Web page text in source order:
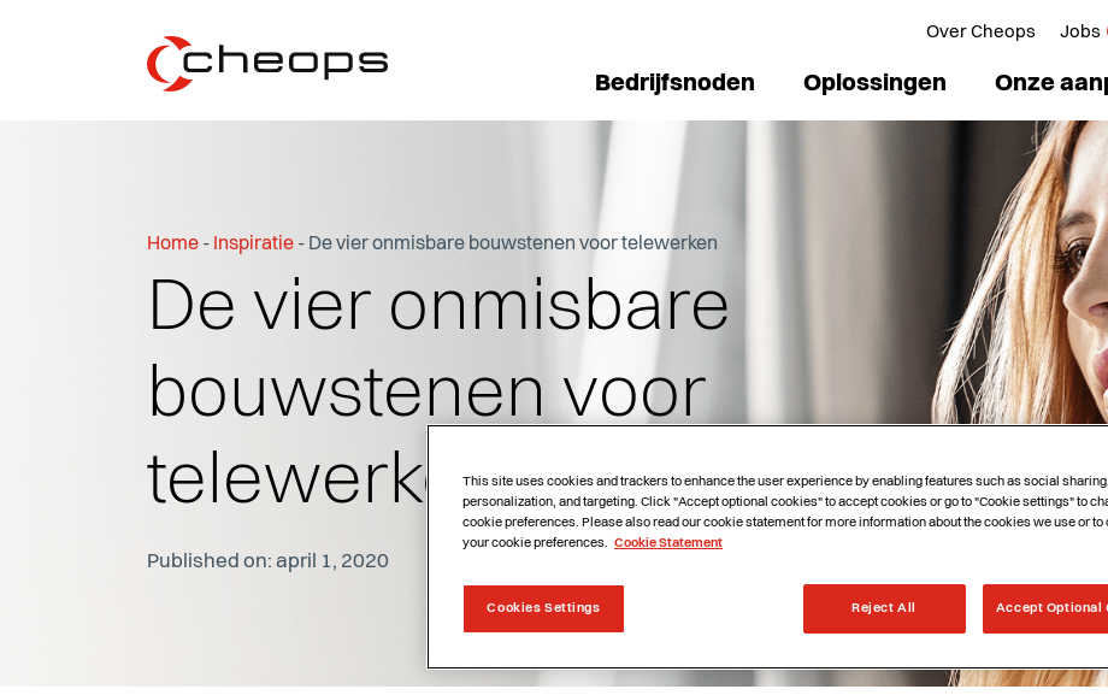
Over Cheops Jobs
Bedrijfsnoden Oplossingen Onze
Home - Inspiratie - De vier onmisbare bouwstenen voor telewerken
De vier onmisbare
bouwstenen voor
telewerken
Published on: april 1, 2020
This site uses cookies and trackers to enhance the user experience by enabling features such as social sharing,
personalization, and targeting. Click "Accept optional cookies" to accept cookies or go to "Cookie settings" to
cookie preferences. Please also read our cookie statement for more information about the cookies we use or to
your cookie preferences. Cookie Statement
Reject All Accept Optional
Cookies Settings